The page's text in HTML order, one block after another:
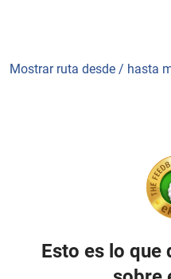
Mostrar ruta desde / hasta
Esto es lo que